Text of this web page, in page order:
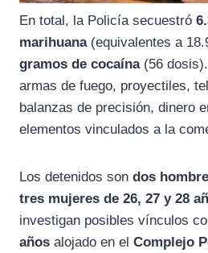
En total, la Policía secuestró
marihuana(equivalentes a
gramos de cocaína(56 dosis).
armas de fuego, proyectiles,
balanzas de precisión, dinero
elementos vinculados a la
Los detenidos son dos
tres mujeres de 26, 27 y 28
investigan posibles vínculos
años alojado en el Complejo